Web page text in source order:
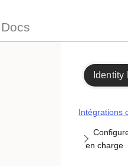
Docs
Identity
Intégrations
en charge